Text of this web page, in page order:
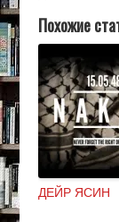
Похожие
ДЕЙР ЯСИН